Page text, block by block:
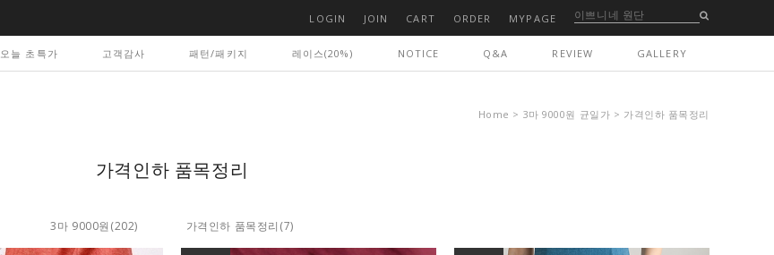
LOGIN JOIN CART ORDER MYPAGE
오늘 초특가 고객감사 패턴/패키지 레이스(20%) NOTICE Q&A REVIEW GALLERY
Home > 3마 9000원 균일가 > 가격인하 품목정리
가격인하 품목정리
3마 9000원 (202) 가격인하 품목정리 (7)